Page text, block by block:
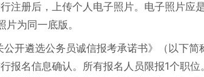
注册后，上传个人电子照片。电子照片应
为同一底版。
开遴选公务员诚信报考承诺书》（以下简
报名信息确认。所有报名人员限报1个职位